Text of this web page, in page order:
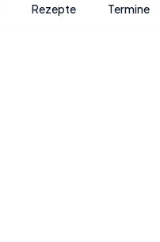
Rezepte Termine